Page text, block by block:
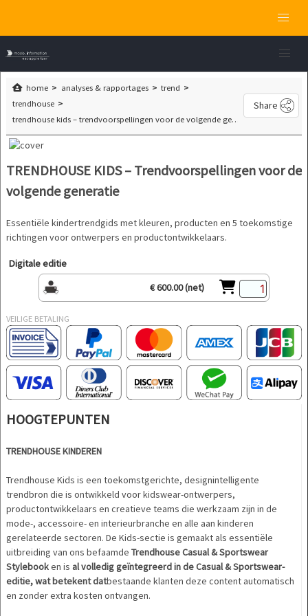
home analyses & rapportages
trend
trendhouse
trendhouse kids – trendvoorspellingen voor de volgende generatie
Share
TRENDHOUSE KIDS – Trendvoorspellingen voor de
volgende generatie
Essentiële kindertrendgids met kleuren, producten en 5 toekomstige
richtingen voor ontwerpers en productontwikkelaars.
Digitale editie
€ 600.00 (net)
VEILIGE BETALING
HOOGTEPUNTEN
TRENDHOUSE KINDEREN
Trendhouse Kids is een toekomstgerichte, designintelligente
trendbron die is ontwikkeld voor kidswear-ontwerpers,
productontwikkelaars en creatieve teams die werkzaam zijn in de
mode-, accessoire- en interieurbranche en alle aan kinderen
gerelateerde sectoren. De Kids-sectie is gemaakt als essentiële
uitbreiding van ons befaamde Trendhouse Casual & Sportswear
Stylebooken is al volledig geïntegreerd in de Casual & Sportswear-
editie, wat betekent datbestaande klanten deze content automatisch
en zonder extra kosten ontvangen.